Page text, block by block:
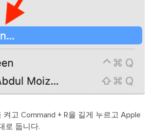
켜고 Command + R을 길게 누르고 Apple
로 둡니다.